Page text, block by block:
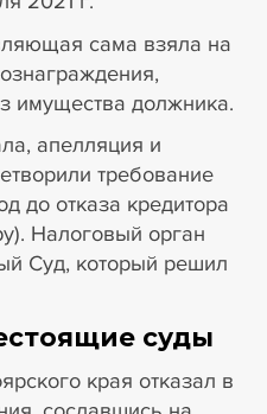
сама взяла на
имущества должника.
апелляция и
требование
до отказа кредитора
Налоговый орган
Суд, который решил
суды
края отказал в